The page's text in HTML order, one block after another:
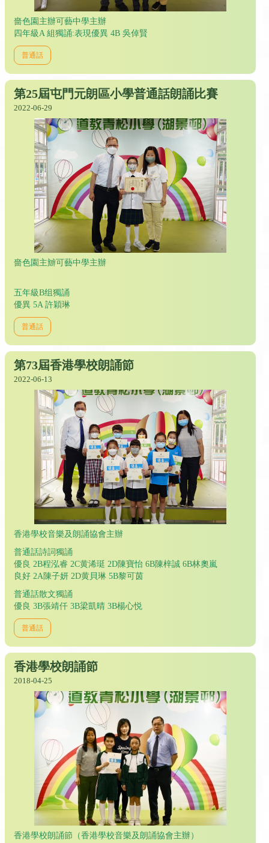
嗇色園主辦可藝中學主辦
四年級A 組獨誦:表現優異 4B 吳倬賢
普通話
第25屆屯門元朗區小學普通話朗誦比賽
2022-06-29
嗇色園主辧可藝中學主辦
五年級B组獨誦
優異 5A 許穎琳
普通話
第73屆香港學校朗誦節
2022-06-13
香港學校音樂及朗誦協會主辦
普通話詩詞獨誦
優良 2B程泓睿 2C黄浠珽 2D陳寶怡 6B陳梓誠 6B林奧嵐
良好 2A陳子妍 2D黄貝琳 5B黎可茵
普通話散文獨誦
優良 3B張靖仟 3B梁凱晴 3B楊心悦
普通話
香港學校朗誦節
2018-04-25
香港學校朗誦節（香港學校音樂及朗誦協會主辦）